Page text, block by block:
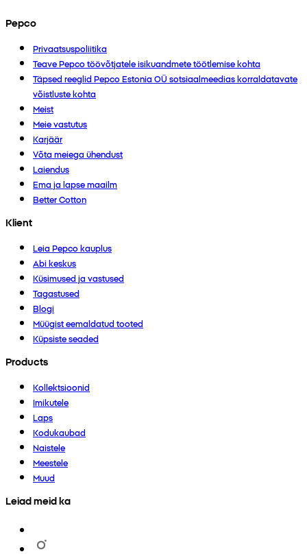
Pepco
Privaatsuspoliitika
Teave Pepco töövõtjatele isikuandmete töötlemise kohta
Täpsed reeglid Pepco Estonia OÜ sotsiaalmeedias korraldatavate
võistluste kohta
Meist
Meie vastutus
Karjäär
Võta meiega ühendust
Laiendus
Ema ja lapse maailm
Better Cotton
Klient
Leia Pepco kauplus
Abi keskus
Küsimused ja vastused
Tagastused
Blogi
Müügist eemaldatud tooted
Küpsiste seaded
Products
Kollektsioonid
Imikutele
Laps
Kodukaubad
Naistele
Meestele
Muud
Leiad meid ka